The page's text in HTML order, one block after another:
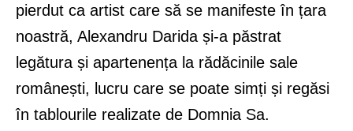
pierdut ca artist care să se manifeste în țara
noastră, Alexandru Darida și-a păstrat
legătura și apartenența la rădăcinile sale
românești, lucru care se poate simți și regăsi
în tablourile realizate de Domnia Sa.